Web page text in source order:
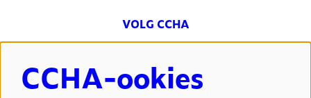
VOLG CCHA
CCHA-ookies